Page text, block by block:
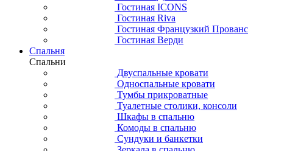
Гостиная ICONS
Гостиная Riva
Гостиная Французкий Прованс
Гостиная Верди
Спальня
Спальни
Двуспальные кровати
Односпальные кровати
Тумбы прикроватные
Туалетные столики, консоли
Шкафы в спальню
Комоды в спальню
Сундуки и банкетки